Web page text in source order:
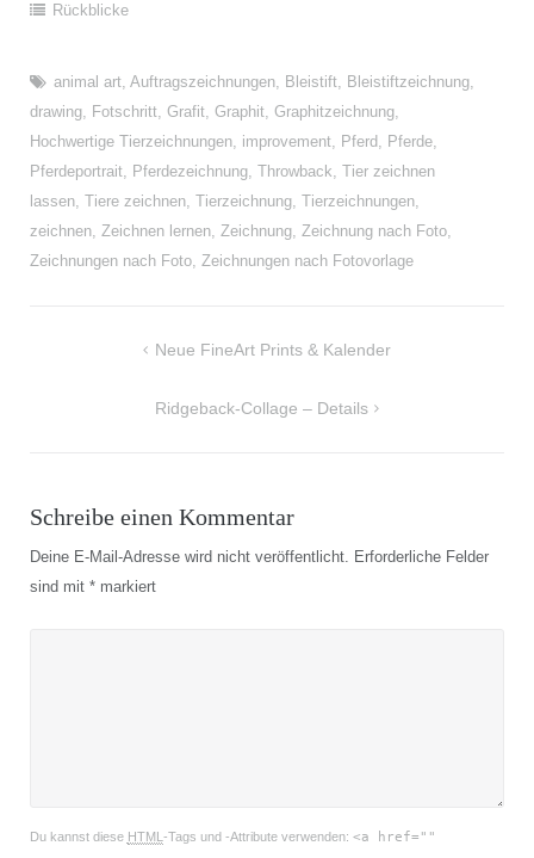
Rückblicke
animal art, Auftragszeichnungen, Bleistift, Bleistiftzeichnung,
drawing, Fotschritt, Grafit, Graphit, Graphitzeichnung,
Hochwertige Tierzeichnungen, improvement, Pferd , Pferde,
Pferdeportrait, Pferdezeichnung, Throwback, Tier zeichnen
lassen, Tiere zeichnen, Tierzeichnung, Tierzeichnungen,
zeichnen, Zeichnen lernen, Zeichnung, Zeichnung nach Foto,
Zeichnungen nach Foto, Zeichnungen nach Fotovorlage
BeitragsnavigationNeue FineArt Prints & Kalender
Ridgeback-Collage – Details
Schreibe einen Kommentar
Deine E-Mail-Adresse wird nicht veröffentlicht.
Erforderliche Felder
sind mit *markiert
Du kannst diese HTML-Tags und -Attribute verwenden: <a href=""